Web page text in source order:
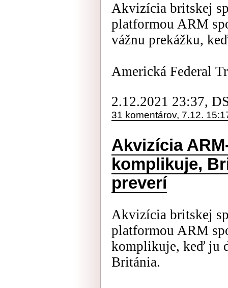
Akvizícia britskej
platformou ARM
vážnu prekážku,
Americká Federal
2.12.2021 23:37,
31 komentárov, 7.12.
Akvizícia
komplikuje,
preverí
Akvizícia britskej
platformou ARM
komplikuje, keď ju
Británia.